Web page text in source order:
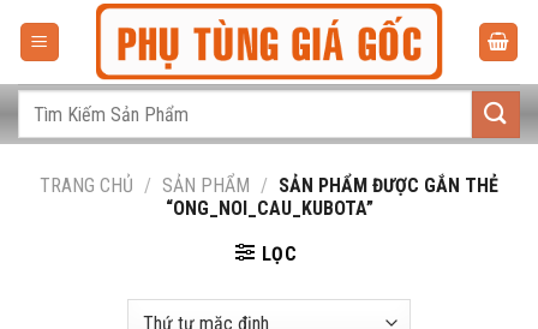
dungTìm
TRANG CHỦ / SẢN PHẨM / SẢN PHẨM ĐƯỢC GẮN THẺ
“ONG_NOI_CAU_KUBOTA”
LỌC